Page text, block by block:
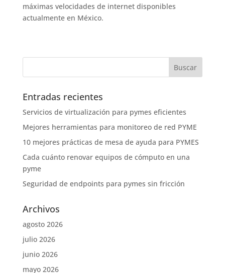
máximas velocidades de internet disponibles
actualmente en México.
Entradas recientes
Servicios de virtualización para pymes eficientes
Mejores herramientas para monitoreo de red PYME
10 mejores prácticas de mesa de ayuda para PYMES
Cada cuánto renovar equipos de cómputo en una
pyme
Seguridad de endpoints para pymes sin fricción
Archivos
agosto 2026
julio 2026
junio 2026
mayo 2026